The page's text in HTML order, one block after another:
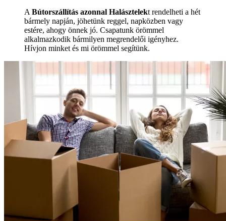
A Bútorszállítás azonnal Halásztelekt rendelheti a hét
bármely napján, jöhetünk reggel, napközben vagy
estére, ahogy önnek jó. Csapatunk örömmel
alkalmazkodik bármilyen megrendelői igényhez.
Hívjon minket és mi örömmel segítünk.